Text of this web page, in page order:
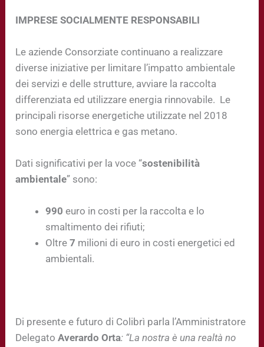
IMPRESE SOCIALMENTE RESPONSABILI
Le aziende Consorziate continuano a realizzare
diverse iniziative per limitare l’impatto ambientale
dei servizi e delle strutture, avviare la raccolta
differenziata ed utilizzare energia rinnovabile. Le
principali risorse energetiche utilizzate nel 2018
sono energia elettrica e gas metano.
Dati significativi per la voce “sostenibilità
ambientale” sono:
990euro in costi per la raccolta e lo
smaltimento dei rifiuti;
Oltre7 milioni di euro in costi energetici ed
ambientali.
Di presente e futuro di Colibrì parla l’Amministratore
DelegatoAverardo Orta: “La nostra è una realtà no